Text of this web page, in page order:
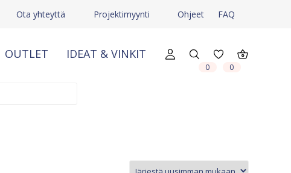
Ota yhteyttä Projektimyynti Ohjeet FAQ
OUTLET IDEAT & VINKIT
0 0